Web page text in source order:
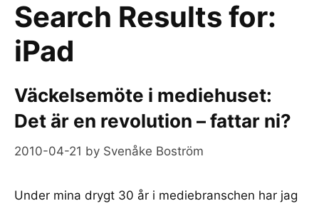
Search Results for:
iPad
Väckelsemöte i mediehuset:
Det är en revolution – fattar ni?
2010-04-21 by Svenåke Boström
Under mina drygt 30 år i mediebranschen har jag